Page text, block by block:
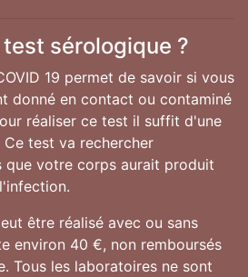
sérologique ?
19 permet de savoir si vous
donné en contact ou contaminé
réaliser ce test il suffit d'une
test va rechercher
que votre corps aurait produit
être réalisé avec ou sans
environ 40 €, non remboursés
Tous les laboratoires ne sont